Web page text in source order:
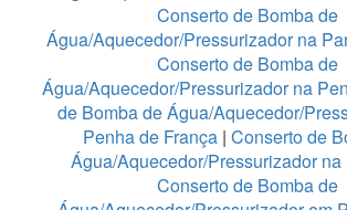
Conserto de Bomba de
Água/Aquecedor/Pressurizador na
Conserto de Bomba de
Água/Aquecedor/Pressurizador na
de Bomba de Água/Aquecedor/
Penha de França | Conserto de
Água/Aquecedor/Pressurizador
Conserto de Bomba de